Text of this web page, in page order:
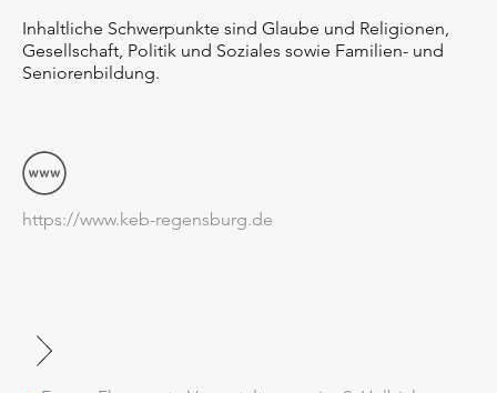
Inhaltliche Schwerpunkte sind Glaube und Religionen,
Gesellschaft, Politik und Soziales sowie Familien- und
Seniorenbildung.
https://www.keb-regensburg.de